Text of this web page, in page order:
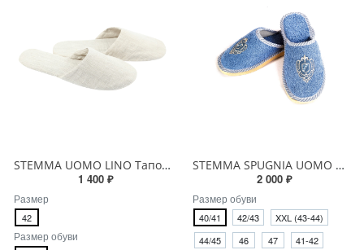
STEMMA UOMO LINO Тапочки мужские
1 400 ₽
Размер
42
Размер обуви
STEMMA SPUGNIA UOMO Тапочки мужские
2 000 ₽
Размер обуви
40/41 42/43
XХL (43-44)
44/45
46 47
41-42